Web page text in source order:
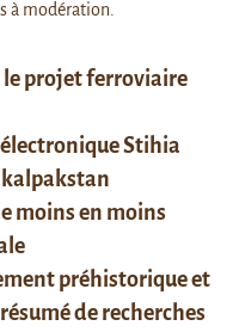
le projet ferroviaire
Stihia
moins en moins
préhistorique et
de recherches
à modération.